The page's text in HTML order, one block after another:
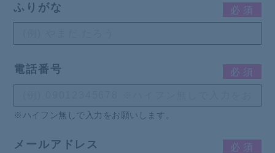
ふりがな 必 須
電話番号 必 須
※ハイフン無しで入力をお願いします。
メールアドレス 必 須